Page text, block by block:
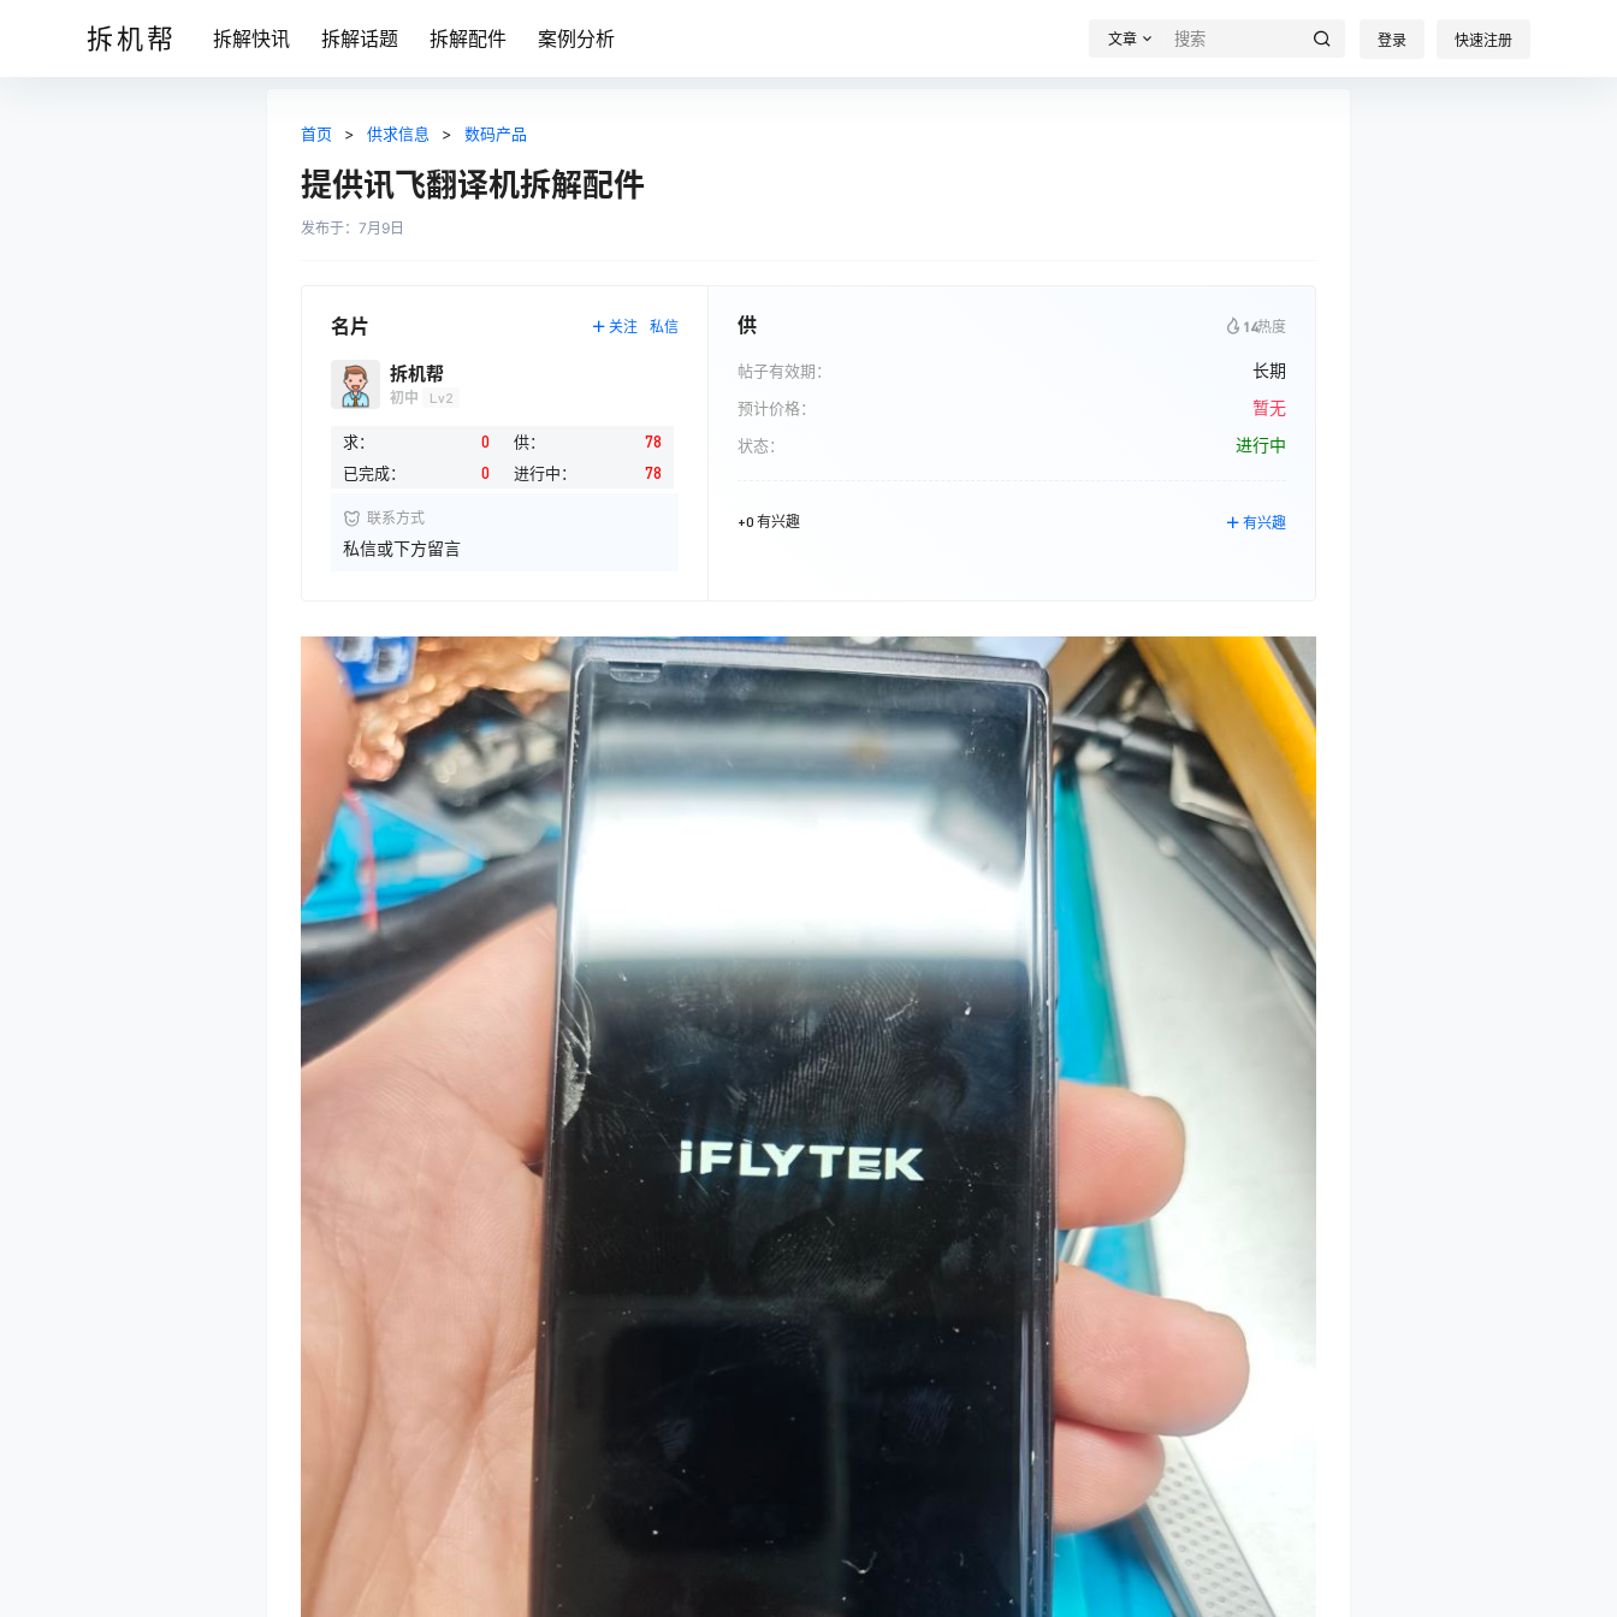
拆机帮 拆解快讯 拆解话题 拆解配件 案例分析 文章 登录 快速注册
首页 > 供求信息 > 数码产品
提供讯飞翻译机拆解配件
发布于： 7月9日
名片 关注 私信
拆机帮
初中 Lv2
求： 0 供：
78
已完成：
0 进行中： 78
联系方式
私信或下方留言
供 14热度
帖子有效期： 长期
预计价格： 暂无
状态： 进行中
+0 有兴趣 有兴趣